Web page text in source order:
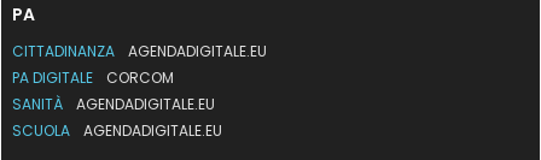
PA
CITTADINANZA
AGENDADIGITALE.EU
PA DIGITALE
CORCOM
SANITÀ
AGENDADIGITALE.EU
SCUOLA
AGENDADIGITALE.EU